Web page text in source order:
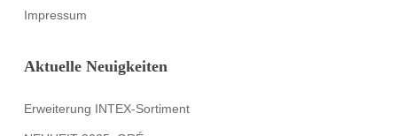
Impressum
Aktuelle Neuigkeiten
Erweiterung INTEX-Sortiment